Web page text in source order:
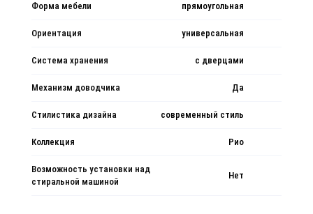
Форма мебели прямоугольная
Ориентация универсальная
Система хранения с дверцами
Механизм доводчика Да
Стилистика дизайна современный стиль
Коллекция Рио
Возможность установки над
стиральной машиной
Нет